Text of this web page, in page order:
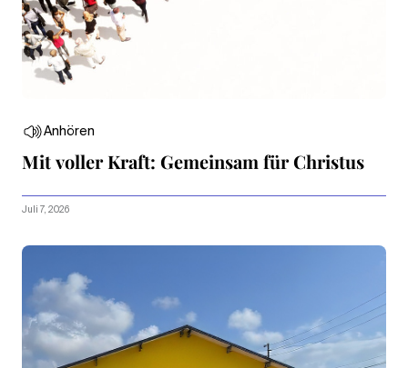
Anhören
Mit voller Kraft: Gemeinsam für Christus
Juli 7, 2026